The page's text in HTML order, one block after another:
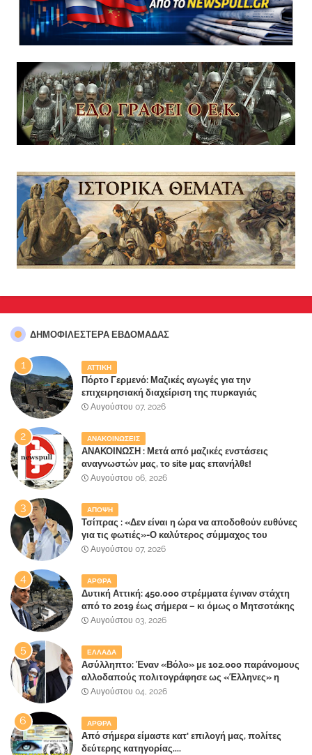
ΔΗΜΟΦΙΛΈΣΤΕΡΑ ΕΒΔΟΜΆΔΑΣ
ΑΤΤΙΚΗ
Πόρτο Γερμενό: Μαζικές αγωγές για την
επιχειρησιακή διαχείριση της πυρκαγιάς
ετοιμάζουν οι κάτοικοι!
Αυγούστου 07, 2026
ΑΝΑΚΟΙΝΩΣΕΙΣ
ΑΝΑΚΟΙΝΩΣΗ : Μετά από μαζικές ενστάσεις
αναγνωστών μας, το site μας επανήλθε!
Αυγούστου 06, 2026
ΑΠΟΨΗ
Τσίπρας : «Δεν είναι η ώρα να αποδοθούν ευθύνες
για τις φωτιές»-Ο καλύτερος σύμμαχος του
Μητσοτάκη
Αυγούστου 07, 2026
ΑΡΘΡΑ
Δυτική Αττική: 450.000 στρέμματα έγιναν στάχτη
από το 2019 έως σήμερα – κι όμως ο Μητσοτάκης
έλαβε 40% και 45% στις εκλογές του 2023,ενώ 50%
Αυγούστου 03, 2026
ΕΛΛΑΔΑ
Ασύλληπτο: Έναν «Βόλο» με 102.000 παράνομους
αλλοδαπούς πολιτογράφησε ως «Έλληνες» η
κυβέρνηση!
Αυγούστου 04, 2026
ΑΡΘΡΑ
Από σήμερα είμαστε κατ' επιλογή μας, πολίτες
δεύτερης κατηγορίας....